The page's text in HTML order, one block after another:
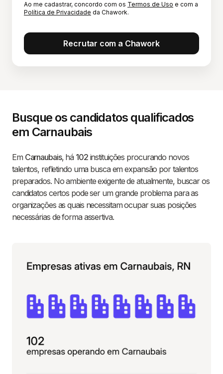
Ao me cadastrar, concordo com os Termos de Uso e com a
Política de Privacidade da Chawork.
Recrutar com a Chawork
Busque os candidatos qualificados
em Carnaubais
Em Carnaubais, há 102instituições procurando novos
talentos, refletindo uma busca em expansão por talentos
preparados. No ambiente exigente de atualmente, buscar os
candidatos certos pode ser um grande problema para as
organizações as quais necessitam ocupar suas posições
necessárias de forma assertiva.